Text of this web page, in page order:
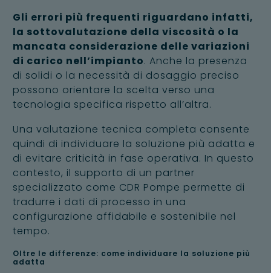
Gli errori più frequenti riguardano infatti,
la sottovalutazione della viscosità o la
mancata considerazione delle variazioni
di carico nell’impianto. Anche la presenza
di solidi o la necessità di dosaggio preciso
possono orientare la scelta verso una
tecnologia specifica rispetto all’altra.
Una valutazione tecnica completa consente
quindi di individuare la soluzione più adatta e
di evitare criticità in fase operativa. In questo
contesto, il supporto di un partner
specializzato come CDR Pompe permette di
tradurre i dati di processo in una
configurazione affidabile e sostenibile nel
tempo.
Oltre le differenze: come individuare la soluzione più
adatta